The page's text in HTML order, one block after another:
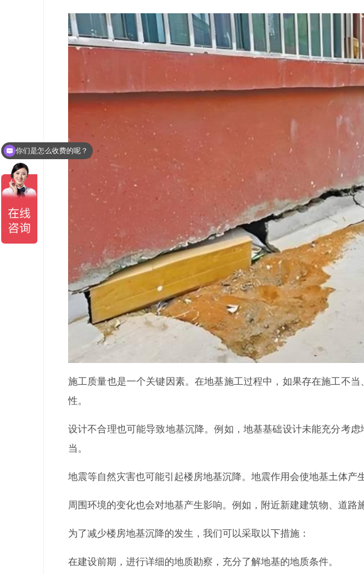
施工质量也是一个关键因素。在地基施工过程中，如果存在施工不
性。
设计不合理也可能导致地基沉降。例如，地基基础设计未能充分考
当。
地震等自然灾害也可能引起楼房地基沉降。地震作用会使地基土体产
周围环境的变化也会对地基产生影响。例如，附近新建建筑物、道路
为了减少楼房地基沉降的发生，我们可以采取以下措施：
在建设前期，进行详细的地质勘察，充分了解地基的地质条件。
所在地区比较远，你们能做吗？